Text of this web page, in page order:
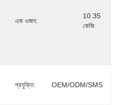
এক ওজন:
10.35
কেজি
প্রযুক্তি: OEM/ODM/SMS